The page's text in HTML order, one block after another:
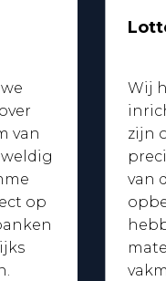
van
op
Wij
zijn
van